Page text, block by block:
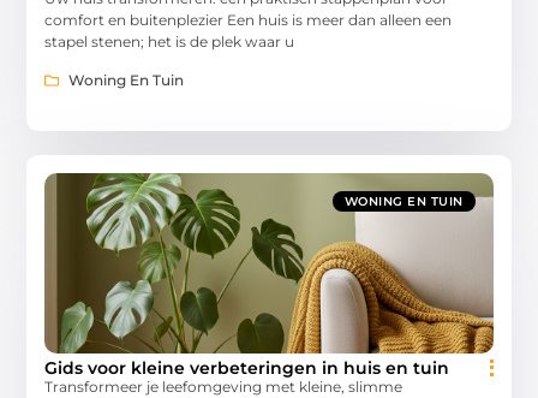
comfort en buitenplezier Een huis is meer dan alleen een
stapel stenen; het is de plek waar u
Woning En Tuin
WONING EN TUIN
Gids voor kleine verbeteringen in huis en tuin
Transformeer je leefomgeving met kleine, slimme